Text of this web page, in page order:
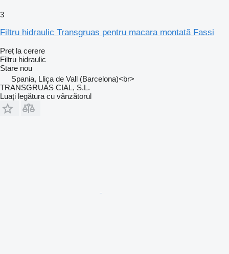
3
Filtru hidraulic Transgruas pentru macara montată Fassi
Preț la cerere
Filtru hidraulic
Stare nou
Spania, Lliça de Vall (Barcelona)<br>
TRANSGRUAS CIAL, S.L.
Luați legătura cu vânzătorul